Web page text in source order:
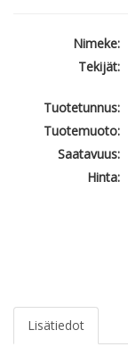
Nimeke:
Tekijät:
Tuotetunnus:
Tuotemuoto:
Saatavuus:
Hinta:
Lisätiedot